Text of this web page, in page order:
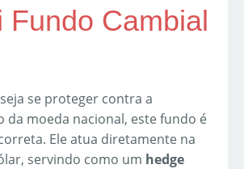
Fundo Cambial
se proteger contra a
da moeda nacional, este fundo é
Ele atua diretamente na
servindo como um hedge